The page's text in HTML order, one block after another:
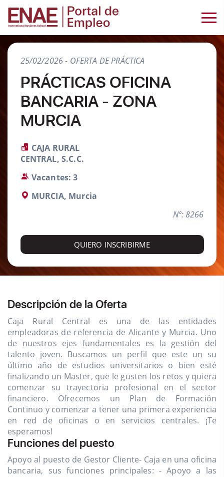
25/02/2026 - OFERTA DE PRÁCTICA
PRÁCTICAS OFICINA
BANCARIA - ZONA
MURCIA
CAJA RURAL
CENTRAL, S.C.C.
Vacantes: 3
MURCIA, Murcia
Nº: 8266
QUIERO INSCRIBIRME
Descripción de la Oferta
Caja Rural Central es una de las entidades
empleadoras de referencia de Alicante y Murcia. Uno
de nuestros ejes fundamentales es la gestión del
talento joven. Buscamos un perfil que este un su
último año de estudios universitarios o bien esté
finalizando un Master, que le gusten los retos y quiera
comenzar su trayectoria profesional en el sector
financiero. Ofrecemos un Plan de Formación
Continuo y comenzar a tener una primera experiencia
en red de oficinas o en servicios centrales. ¡Te
esperamos!
Funciones del puesto
Apoyo al puesto de Gestor Cliente- Caja en una oficina
bancaria, sus funciones principales: - Apoyo a las